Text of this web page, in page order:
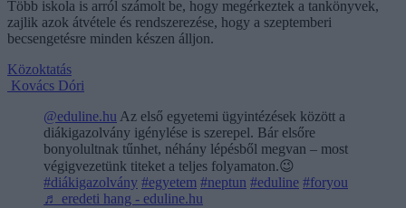
Több iskola is arról számolt be, hogy megérkeztek a tankönyvek,
zajlik azok átvétele és rendszerezése, hogy a szeptemberi
becsengetésre minden készen álljon.
Közoktatás
Kovács Dóri
@eduline.hu Az első egyetemi ügyintézések között a
diákigazolvány igénylése is szerepel. Bár elsőre
bonyolultnak tűnhet, néhány lépésből megvan – most
végigvezetünk titeket a teljes folyamaton.😉
#diákigazolvány #egyetem #neptun #eduline #foryou
♬ eredeti hang - eduline.hu